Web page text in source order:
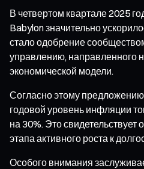
В четвертом квартале 2025
Babylon значительно
стало одобрение
управлению, направленного
экономической модели.
Согласно этому
годовой уровень инфляции
на 30%. Это свидетельствует
этапа активного роста к
Особого внимания